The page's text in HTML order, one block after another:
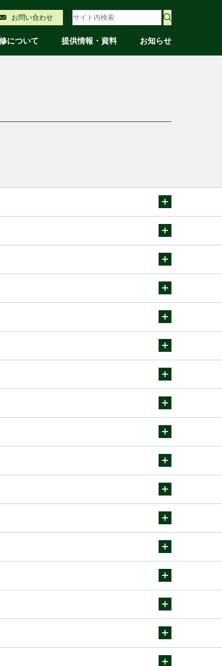
お問い合わせ サイト内検索
について 提供情報・資料 お知らせ